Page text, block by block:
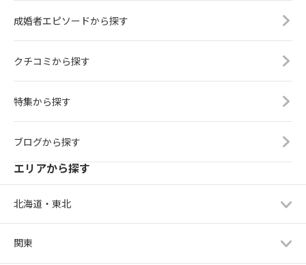
成婚者エピソードから探す
クチコミから探す
特集から探す
ブログから探す
エリアから探す
北海道・東北
関東